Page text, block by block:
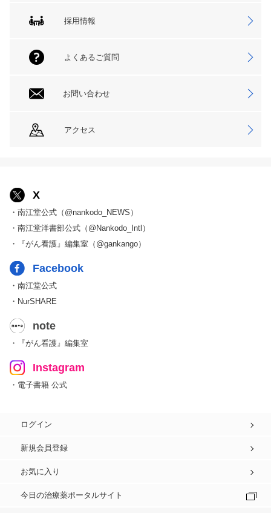
採用情報
よくあるご質問
お問い合わせ
アクセス
X
・南江堂公式（@nankodo_NEWS）
・南江堂洋書部公式（@Nankodo_Intl）
・『がん看護』編集室（@gankango）
Facebook
・南江堂公式
・NurSHARE
note
・『がん看護』編集室
Instagram
・電子書籍 公式
ログイン
新規会員登録
お気に入り
今日の治療薬ポータルサイト